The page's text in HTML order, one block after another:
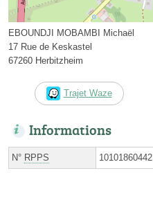
EBOUNDJI MOBAMBI Michaël
17 Rue de Keskastel
67260 Herbitzheim
Trajet Waze
Informations
N° RPPS 10101860442